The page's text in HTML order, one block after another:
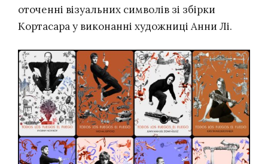
оточенні візуальних символів зі збірки
Кортасара у виконанні художниці Анни Лі.